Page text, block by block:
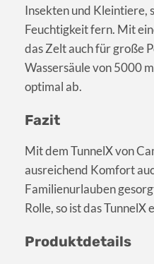
Insekten und Kleintiere,
Feuchtigkeit fern. Mit
das Zelt auch für große
Wassersäule von 5000
optimal ab.
Fazit
Mit dem TunnelX von
ausreichend Komfort
Familienurlauben
Rolle, so ist das
Produktdetails